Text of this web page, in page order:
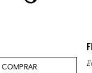
COMPRAR